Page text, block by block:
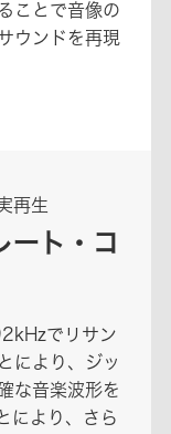
ことで音像の
ウンドを再現
再生
ート・コ
でリサン
により、ジッ
な音楽波形を
により、さら